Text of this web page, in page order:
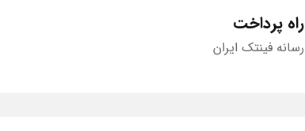
راه پرداخت
رسانه فینتک ایران